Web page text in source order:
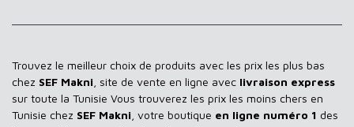
Trouvez le meilleur choix de produits avec les prix les plus bas
chez SEF Makni , site de vente en ligne avec livraison express
sur toute la Tunisie Vous trouverez les prix les moins chers en
Tunisie chez SEF Makni , votre boutique en ligne numéro 1 des